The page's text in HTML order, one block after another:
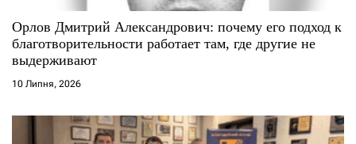
Орлов Дмитрий Александрович: почему его подход к
благотворительности работает там, где другие не
выдерживают
10 Липня, 2026